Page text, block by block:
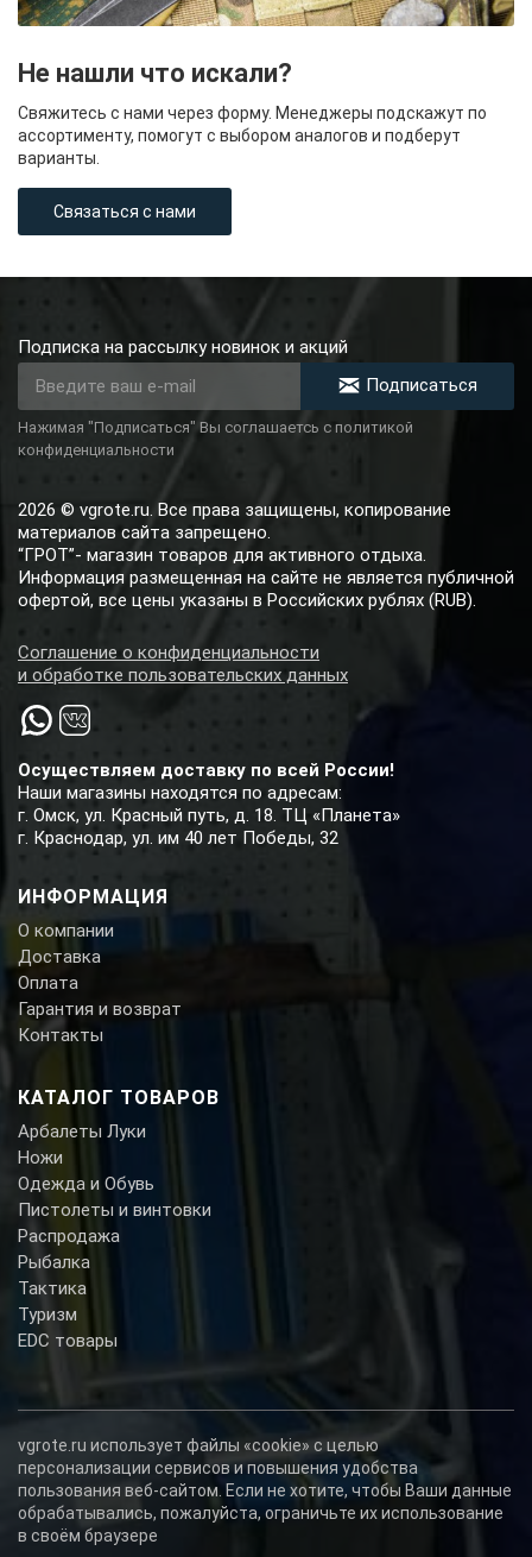
Не нашли что искали?
Свяжитесь с нами через форму. Менеджеры подскажут по
ассортименту, помогут с выбором аналогов и подберут
варианты.
Связаться с нами
Осуществляем доставку по всей России!
Наши магазины находятся по адресам:
г. Омск, ул. Красный путь, д. 18. ТЦ «Планета»
г. Краснодар, ул. им 40 лет Победы, 32
ИНФОРМАЦИЯ
О компании
Доставка
Оплата
Гарантия и возврат
Контакты
КАТАЛОГ ТОВАРОВ
Арбалеты Луки
Ножи
Одежда и Обувь
Пистолеты и винтовки
Распродажа
Рыбалка
Тактика
Туризм
EDC товары
Подписка на рассылку новинок и акций
Подписаться
Нажимая "Подписаться" Вы соглашаетсь с политикой
конфиденциальности
2026 © vgrote.ru. Все права защищены, копирование
материалов сайта запрещено.
“ГРОТ”- магазин товаров для активного отдыха.
Информация размещенная на сайте не является публичной
офертой, все цены указаны в Российских рублях (RUB).
Соглашение о конфиденциальности
и обработке пользовательских данных
vgrote.ru использует файлы «cookie» с целью
персонализации сервисов и повышения удобства
пользования веб-сайтом. Если не хотите, чтобы Ваши данные
обрабатывались, пожалуйста, ограничьте их использование
в своём браузере